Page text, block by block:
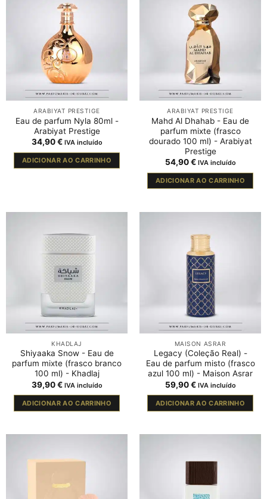
ARABIYAT PRESTIGE
Eau de parfum Nyla 80ml -
Arabiyat Prestige
34,90€ IVA incluído
ADICIONAR AO CARRINHO
ARABIYAT PRESTIGE
Mahd Al Dhahab - Eau de
parfum mixte (frasco
dourado 100 ml) - Arabiyat
Prestige
54,90€ IVA incluído
ADICIONAR AO CARRINHO
KHADLAJ
Shiyaaka Snow - Eau de
parfum mixte (frasco branco
100 ml) - Khadlaj
39,90€ IVA incluído
ADICIONAR AO CARRINHO
MAISON ASRAR
Legacy (Coleção Real) -
Eau de parfum misto (frasco
azul 100 ml) - Maison Asrar
59,90€ IVA incluído
ADICIONAR AO CARRINHO